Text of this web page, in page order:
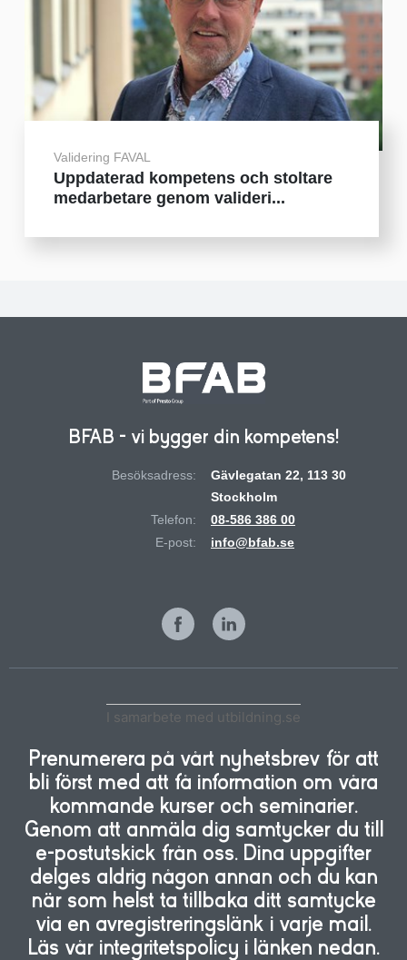
Validering FAVAL
Uppdaterad kompetens och stoltare
medarbetare genom valideri...
BFAB - vi bygger din kompetens!
Besöksadress:
Gävlegatan 22, 113 30
Stockholm
Telefon:
08-586 386 00
E-post:
info@bfab.se
I samarbete med utbildning.se
Prenumerera på vårt nyhetsbrev för att
bli först med att få information om våra
kommande kurser och seminarier.
Genom att anmäla dig samtycker du till
e-postutskick från oss. Dina uppgifter
delges aldrig någon annan och du kan
när som helst ta tillbaka ditt samtycke
via en avregistreringslänk i varje mail.
Läs vår integritetspolicy i länken nedan.